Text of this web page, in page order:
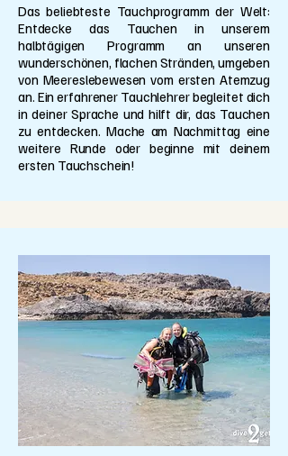
Das beliebteste Tauchprogramm der Welt:
Entdecke das Tauchen in unserem
halbtägigen Programm an unseren
wunderschönen, flachen Stränden, umgeben
von Meereslebewesen vom ersten Atemzug
an. Ein erfahrener Tauchlehrer begleitet dich
in deiner Sprache und hilft dir, das Tauchen
zu entdecken. Mache am Nachmittag eine
weitere Runde oder beginne mit deinem
ersten Tauchschein!